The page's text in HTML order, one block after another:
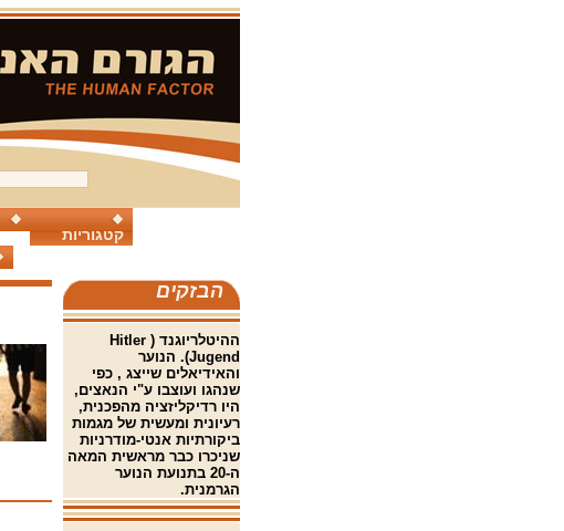
קטגוריות
הבזקים
ההיטלריוגנד ( Hitler
Jugend). הנוער
והאידיאלים שייצג , כפי
שנהגו ועוצבו ע"י הנאצים,
היו רדיקליזציה מהפכנית,
רעיונית ומעשית של מגמות
ביקורתיות אנטי-מודרניות
שניכרו כבר מראשית המאה
ה-20 בתנועת הנוער
הגרמנית.